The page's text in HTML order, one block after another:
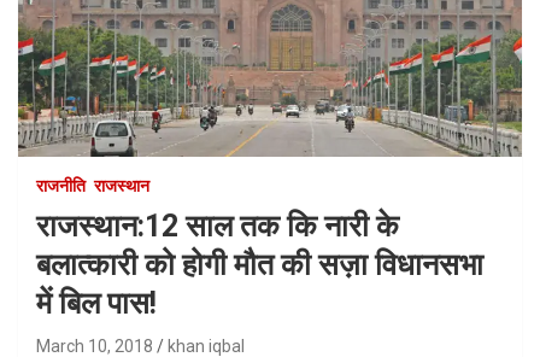
राजनीति राजस्थान
राजस्थान:12 साल तक कि नारी के
बलात्कारी को होगी मौत की सज़ा विधानसभा
में बिल पास!
March 10, 2018 khan iqbal